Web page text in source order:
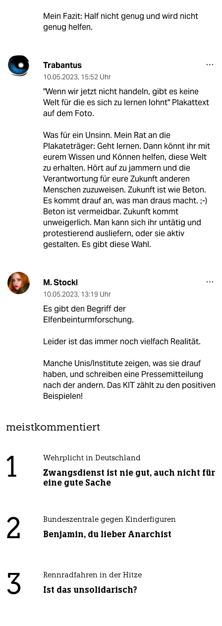
Mein Fazit: Half nicht genug und wird nicht
genug helfen.
Trabantus
10.05.2023, 15:52 Uhr
"Wenn wir jetzt nicht handeln, gibt es keine
Welt für die es sich zu lernen lohnt" Plakattext
auf dem Foto.
Was für ein Unsinn. Mein Rat an die
Plakateträger: Geht lernen. Dann könnt ihr mit
eurem Wissen und Können helfen, diese Welt
zu erhalten. Hört auf zu jammern und die
Verantwortung für eure Zukunft anderen
Menschen zuzuweisen. Zukunft ist wie Beton.
Es kommt drauf an, was man draus macht. ;-)
Beton ist vermeidbar. Zukunft kommt
unweigerlich. Man kann sich ihr untätig und
protestierend ausliefern, oder sie aktiv
gestalten. Es gibt diese Wahl.
M. Stockl
10.05.2023, 13:19 Uhr
Es gibt den Begriff der
Elfenbeinturmforschung.
Leider ist das immer noch vielfach Realität.
Manche Unis/Institute zeigen, was sie drauf
haben, und schreiben eine Pressemitteilung
nach der andern. Das KIT zählt zu den positiven
Beispielen!
meistkommentiert
1 Wehrplicht in Deutschland
Zwangsdienst ist nie gut, auch nicht für
eine gute Sache
2 Bundeszentrale gegen Kinderfiguren
Benjamin, du lieber Anarchist
3 Rennradfahren in der Hitze
Ist das unsolidarisch?